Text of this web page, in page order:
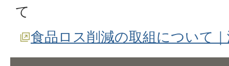
て
食品ロス削減の取組について